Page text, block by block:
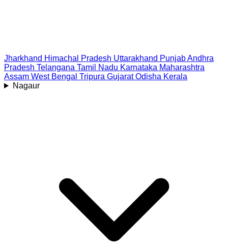
Jharkhand Himachal Pradesh Uttarakhand PunjabAndhra
Pradesh Telangana Tamil Nadu Karnataka Maharashtra
Assam West Bengal Tripura Gujarat Odisha Kerala
Nagaur